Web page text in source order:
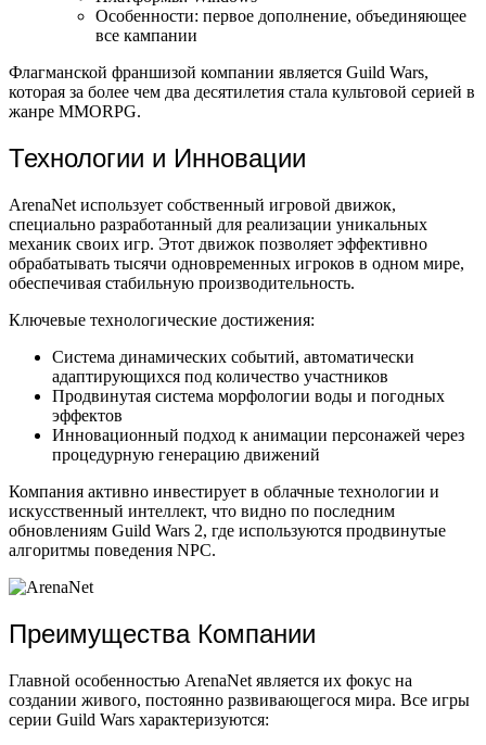
Особенности: первое дополнение, объединяющее
все кампании
Флагманской франшизой компании является Guild Wars,
которая за более чем два десятилетия стала культовой серией в
жанре MMORPG.
Технологии и Инновации
ArenaNet использует собственный игровой движок,
специально разработанный для реализации уникальных
механик своих игр. Этот движок позволяет эффективно
обрабатывать тысячи одновременных игроков в одном мире,
обеспечивая стабильную производительность.
Ключевые технологические достижения:
Система динамических событий, автоматически
адаптирующихся под количество участников
Продвинутая система морфологии воды и погодных
эффектов
Инновационный подход к анимации персонажей через
процедурную генерацию движений
Компания активно инвестирует в облачные технологии и
искусственный интеллект, что видно по последним
обновлениям Guild Wars 2, где используются продвинутые
алгоритмы поведения NPC.
Преимущества Компании
Главной особенностью ArenaNet является их фокус на
создании живого, постоянно развивающегося мира. Все игры
серии Guild Wars характеризуются: